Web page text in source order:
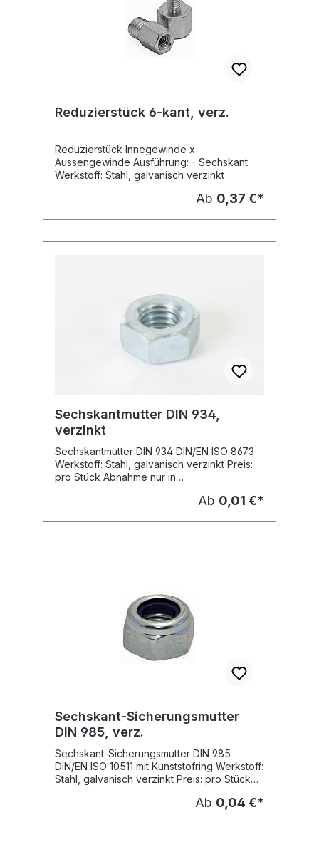
Reduzierstück 6-kant, verz.
Reduzierstück Innegewinde x
Aussengewinde Ausführung: - Sechskant
Werkstoff: Stahl, galvanisch verzinkt
Ab 0,37 €*
Sechskantmutter DIN 934,
verzinkt
Sechskantmutter DIN 934 DIN/EN ISO 8673
Werkstoff: Stahl, galvanisch verzinkt Preis:
pro Stück Abnahme nur in
Ab 0,01 €*
Sechskant-Sicherungsmutter
DIN 985, verz.
Sechskant-Sicherungsmutter DIN 985
DIN/EN ISO 10511 mit Kunststofring Werkstoff:
Stahl, galvanisch verzinkt Preis: pro Stück
Ab 0,04 €*